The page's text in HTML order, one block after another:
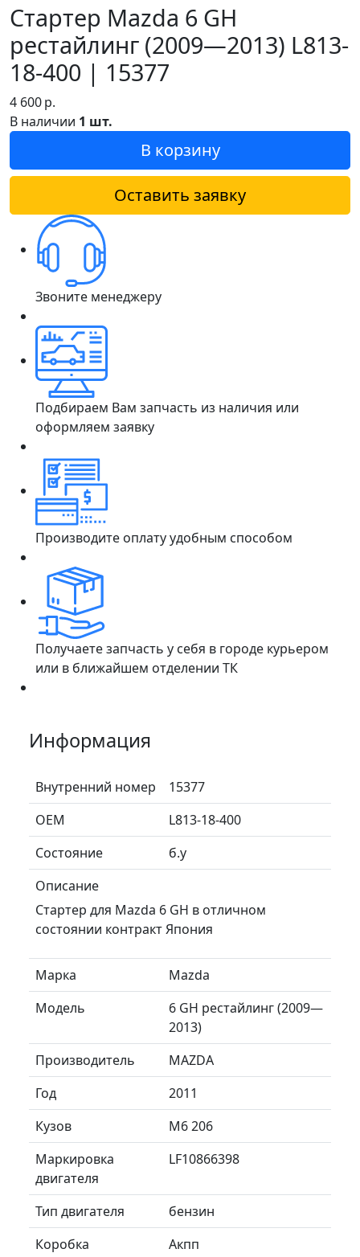
Стартер Mazda 6 GH
рестайлинг (2009—2013) L813-
18-400 | 15377
4 600р.
В наличии 1 шт.
В корзину
Оставить заявку
Звоните менеджеру
Подбираем Вам запчасть из наличия или
оформляем заявку
Производите оплату удобным способом
Получаете запчасть у себя в городе курьером
или в ближайшем отделении ТК
Информация
Внутренний номер
15377
ОЕМ
L813-18-400
Состояние
б.у
Описание
Стартер для Mazda 6 GH в отличном
состоянии контракт Япония
Марка
Mazda
Модель
6 GH рестайлинг (2009—
2013)
Производитель
MAZDA
Год
2011
Кузов
М6 206
Маркировка
двигателя
LF10866398
Тип двигателя
бензин
Коробка
Акпп